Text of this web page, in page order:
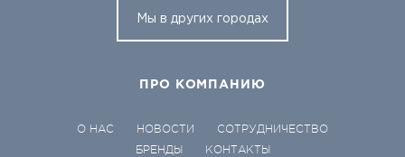
Мы в других городах
ПРО КОМПАНИЮ
О НАС НОВОСТИ
СОТРУДНИЧЕСТВО
БРЕНДЫ
КОНТАКТЫ